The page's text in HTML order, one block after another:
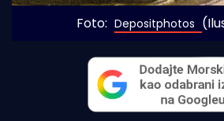
Foto: Depositphotos